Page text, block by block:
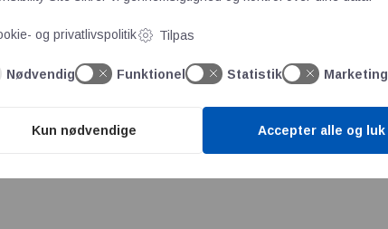
her
og privatlivspolitik Tilpas
Nødvendig Funktionel Statistik Marketing
Kun nødvendige Accepter alle og luk